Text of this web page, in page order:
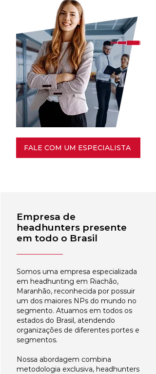
FALE COM UM ESPECIALISTA
Empresa de
headhunters presente
em todo o Brasil
Somos uma empresa especializada
em headhunting em Riachão,
Maranhão, reconhecida por possuir
um dos maiores NPs do mundo no
segmento. Atuamos em todos os
estados do Brasil, atendendo
organizações de diferentes portes e
segmentos.
Nossa abordagem combina
metodologia exclusiva, headhunters